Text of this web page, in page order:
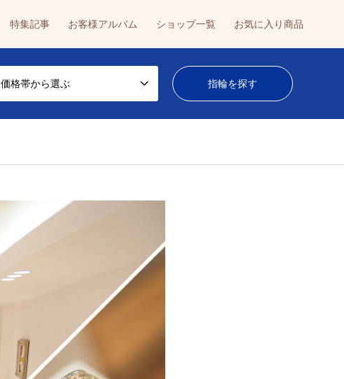
特集記事 お客様アルバム ショップ一覧 お気に入り商品
価格帯から選ぶ